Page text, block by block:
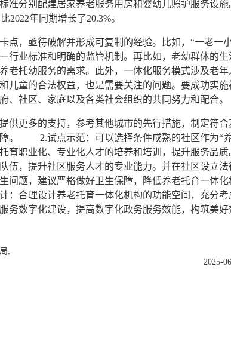
准分别配建居家养老服务用房和婴幼儿照护服务设
2022年同期增长了20.3%。
，亟待破解并形成可复制的经验。比如，“一老一
业标准和明确的监管机制。再比如，老幼群体的生
老托幼服务的需求。此外，一体化服务模式涉及老
童的合法权益，也是需要关注的问题。要成功实施
府、社区、家庭以及各类社会组织的共同努力和配
多的支持，参考其他城市的先行措施，制定符合
。 2.试点示范：可以选择条件成熟的社区作为“
业化、专业化人才的培养和培训，提升服务品质
伍，提升社区服务人才的专业能力。并在社区设立
，建议严格做好卫生保障，降低养老托育一体化
合理设计养老托育一体化机构的功能空间，充分考
数字化建设，提高数字化政务服务效能，构筑
;
2025-